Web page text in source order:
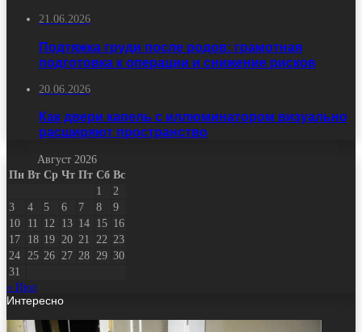
21.06.2026
Подтяжка груди после родов: грамотная
подготовка к операции и снижение рисков
20.06.2026
Как двери капель с иллюминатором визуально
расширяют пространство
Август 2026
Пн Вт Ср Чт Пт Сб Вс
1
2
3
4 5 6 7 8
9
10
11 12 13 14 15 16
17
18 19 20 21 22 23
24
25 26 27 28 29 30
31
« Июл
Интересно